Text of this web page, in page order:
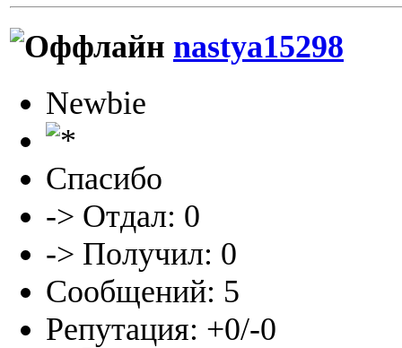
nastya15298
Newbie
Спасибо
-> Отдал: 0
-> Получил: 0
Сообщений: 5
Репутация: +0/-0